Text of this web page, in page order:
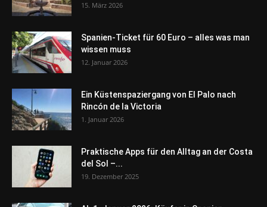
15. März 2026
Spanien-Ticket für 60 Euro – alles was man
wissen muss
12. Januar 2026
Ein Küstenspaziergang von El Palo nach
Rincón de la Victoria
1. Januar 2026
Praktische Apps für den Alltag an der Costa
del Sol –...
19. Dezember 2025